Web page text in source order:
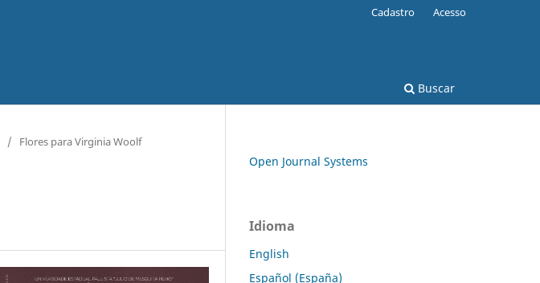
Buscar
Cadastro Acesso
/ Flores para Virginia Woolf
Open Journal Systems
Idioma
English
Español (España)